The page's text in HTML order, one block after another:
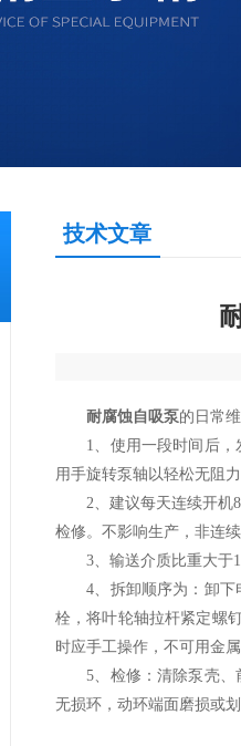
技术文章
耐腐蚀自吸泵的日常
1、使用一段时间后，发
用手旋转泵轴以轻松无阻
2、建议每天连续开机
检修。不影响生产，非连
3、输送介质比重大于1
4、拆卸顺序为：卸下电
栓，将叶轮轴拉杆紧定螺
时应手工操作，不可用金
5、检修：清除泵壳、前
无损环，动环端面磨损或